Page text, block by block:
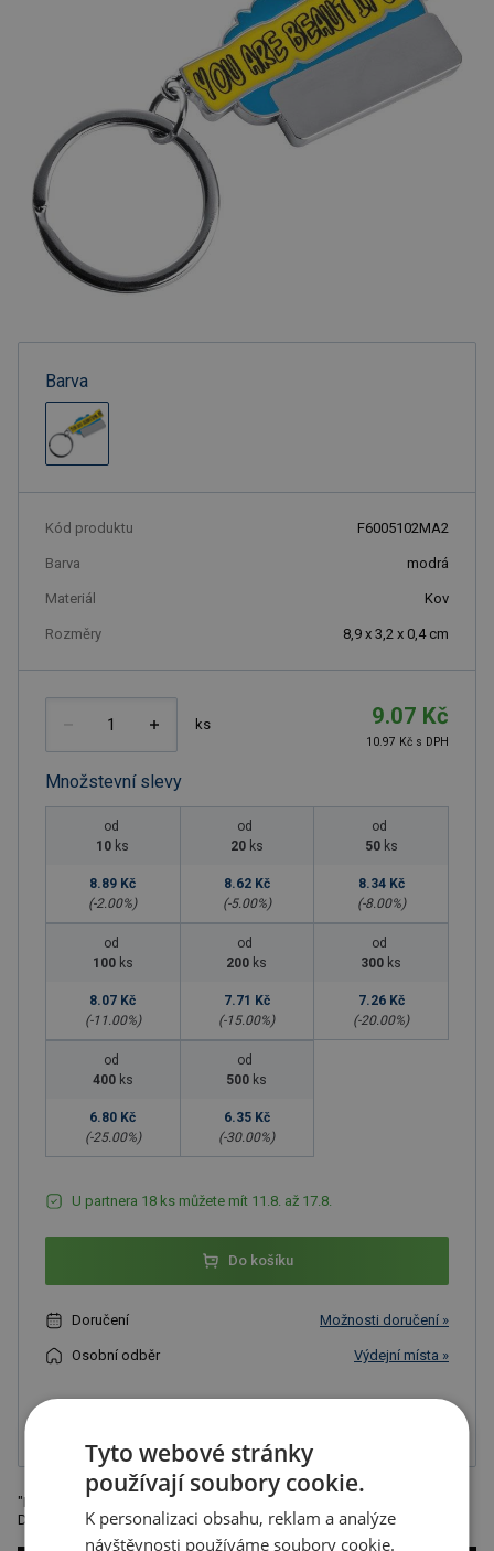
Barva
Kód produktu F6005102MA2
Barva modrá
Materiál Kov
Rozměry 8,9 x 3,2 x 0,4 cm
ks 9.07 Kč
10.97 Kč s DPH
Množstevní slevy
od
10 ks
8.89 Kč
(-2.00%)
od
20 ks
8.62 Kč
(-5.00%)
od
50 ks
8.34 Kč
(-8.00%)
od
100 ks
8.07 Kč
(-11.00%)
od
200 ks
7.71 Kč
(-15.00%)
od
300 ks
7.26 Kč
(-20.00%)
od
400 ks
6.80 Kč
(-25.00%)
od
500 ks
6.35 Kč
(-30.00%)
U partnera 18 ks můžete mít 11.8. až 17.8.
Do košíku
Doručení Možnosti doručení »
Osobní odběr Výdejní místa »
"Kovový přívěsek na klíče s nápisem ""You are beautiful !!!"", modrý
Doporučená technologie tisku: laser L1. Rozměry: 8,8 x 0,4 x 3,2 cm"
Tyto webové stránky
používají soubory cookie.
K personalizaci obsahu, reklam a analýze
návštěvnosti používáme soubory cookie.